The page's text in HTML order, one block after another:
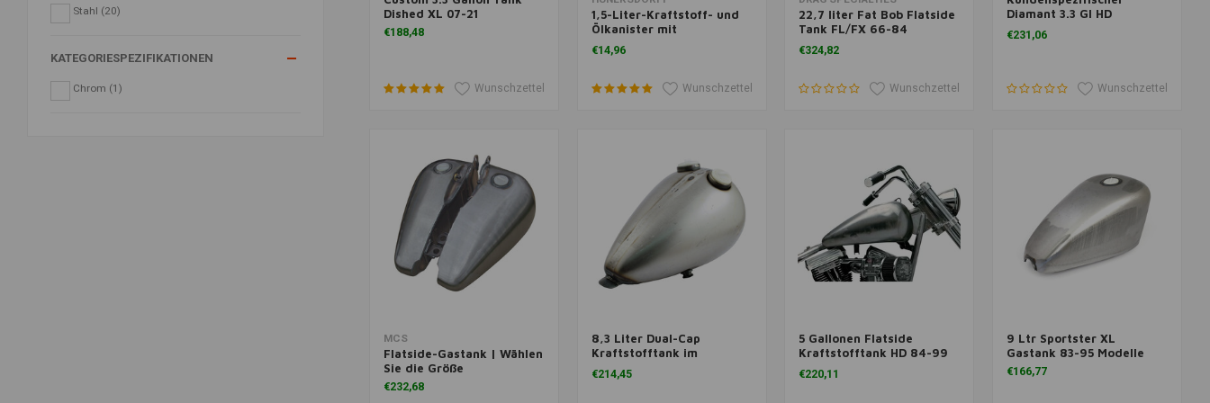
Stahl (20)
KATEGORIESPEZIFIKATIONEN
Chrom (1)
Dished XL 07-21
€188,48
Wunschzettel
1,5-Liter-Kraftstoff- und
Ölkanister mit
Gürtelbefestigungsclips
€14,96
Wunschzettel
22,7 liter Fat Bob Flatside
Tank FL/FX 66-84
Panhead 48-65
€324,82
Wunschzettel
Diamant 3.3 Gl HD
Sportster XL
Erdnussbehälter
€231,06
Wunschzettel
Zum Warenkorb hinzufügen
MCS
Flatside-Gastank | Wählen
Sie die Größe
€232,68
Zum Warenkorb hinzufügen
8,3 Liter Dual-Cap
Kraftstofftank im
Wespenstil
€214,45
Zum Warenkorb hinzufügen
5 Gallonen Flatside
Kraftstofftank HD 84-99
Softail FX
€220,11
Zum Warenkorb hinzufügen
9 Ltr Sportster XL
Gastank 83-95 Modelle
€166,77